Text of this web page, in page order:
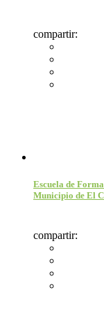
compartir:
Escuela de
Municipio de El
compartir: